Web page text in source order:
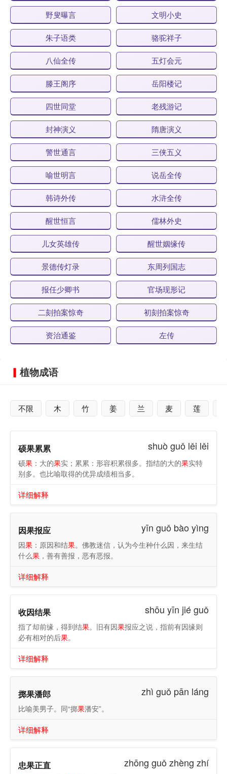
野叟曝言 文明小史
朱子语类 骆驼祥子
八仙全传 五灯会元
滕王阁序 岳阳楼记
四世同堂 老残游记
封神演义 隋唐演义
警世通言 三侠五义
喻世明言 说岳全传
韩诗外传 水浒全传
醒世恒言 儒林外史
儿女英雄传 醒世姻缘传
景德传灯录 东周列国志
报任少卿书 官场现形记
二刻拍案惊奇 初刻拍案惊奇
资治通鉴 左传
植物成语
不限 木 竹 姜 兰 麦 莲
硕果累累 shuò guǒ lěi lěi
硕果 ：大的果实；累累：形容积累很多。指结的大的果实特
别多。也比喻取得的优异成绩相当多。
详细解释
因果报应 yīn guǒ bào yìng
因果 ：原因和结果。佛教迷信，认为今生种什么因，来生结
什么果 ，善有善报，恶有恶报。
详细解释
收因结果 shōu yīn jié guǒ
指了却前缘，得到结果。旧有因果报应之说，指前有因缘则
必有相对的后果。
详细解释
掷果潘郎 zhì guǒ pān láng
比喻美男子。同“掷果潘安”。
详细解释
忠果正直 zhōng guǒ zhèng zhí